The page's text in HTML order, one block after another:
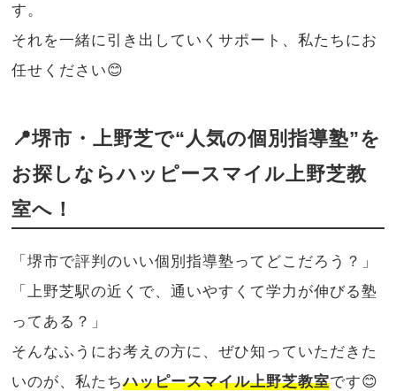
す。
それを一緒に引き出していくサポート、私たちにお
任せください😊
📍堺市・上野芝で“人気の個別指導塾”を
お探しならハッピースマイル上野芝教
室へ！
「堺市で評判のいい個別指導塾ってどこだろう？」
「上野芝駅の近くで、通いやすくて学力が伸びる塾
ってある？」
そんなふうにお考えの方に、ぜひ知っていただきた
いのが、私たちハッピースマイル上野芝教室です😊